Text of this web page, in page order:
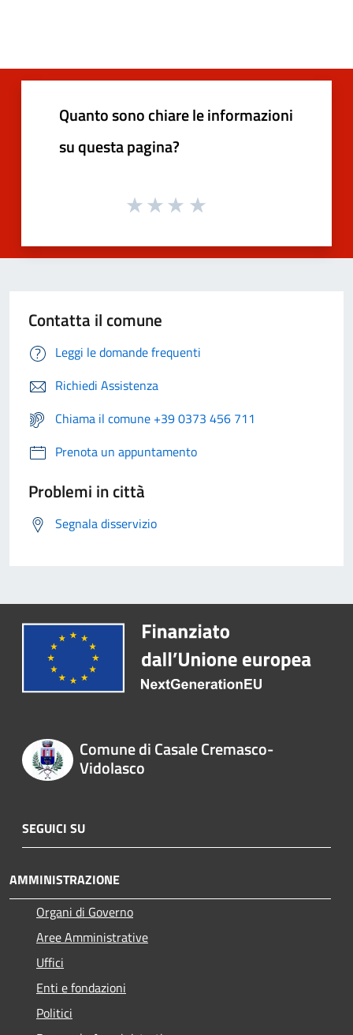
Quanto sono chiare le informazioni
su questa pagina?
Contatta il comune
Leggi le domande frequenti
Richiedi Assistenza
Chiama il comune +39 0373 456 711
Prenota un appuntamento
Problemi in città
Segnala disservizio
Comune di Casale Cremasco-
Vidolasco
SEGUICI SU
AMMINISTRAZIONE
Organi di Governo
Aree Amministrative
Uffici
Enti e fondazioni
Politici